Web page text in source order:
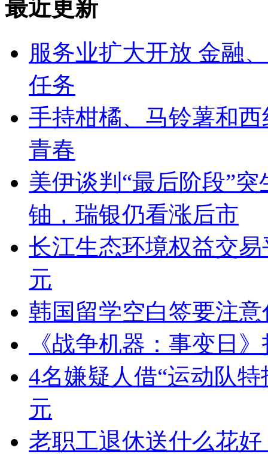
最近更新
服务业扩大开放 金融
任务
手持柑橘、马铃薯和
青春
美伊谈判“最后阶段”
铀，瑞银仍看涨后市
长江生态环境权益交
元
韩国留学空白签要注意
《战争机器：事变日
4名嫌疑人借“运动队
元
老职工退休送什么花好